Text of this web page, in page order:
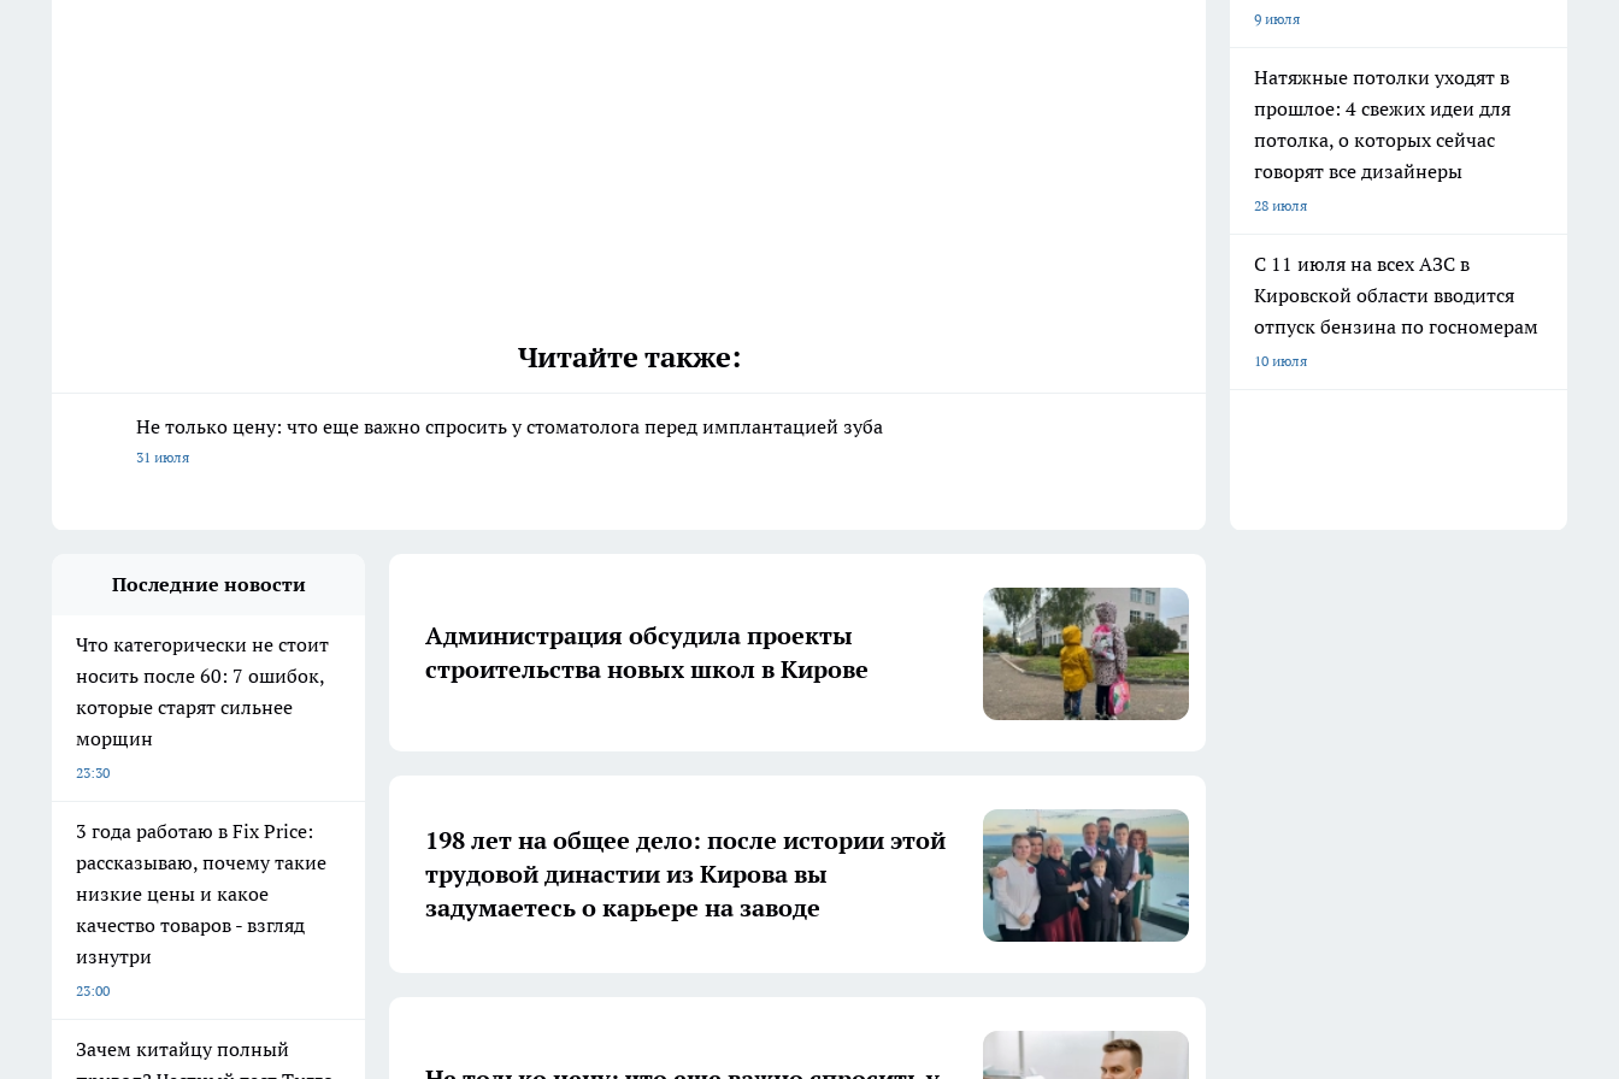
Читайте также:
Не только цену: что еще важно спросить у стоматолога перед имплантацией зуба
31 июля
9 июля
Натяжные потолки уходят в
прошлое: 4 свежих идеи для
потолка, о которых сейчас
говорят все дизайнеры
28 июля
С 11 июля на всех АЗС в
Кировской области вводится
отпуск бензина по госномерам
10 июля
Последние новости
Что категорически не стоит
носить после 60: 7 ошибок,
которые старят сильнее
морщин
23:30
3 года работаю в Fix Price:
рассказываю, почему такие
низкие цены и какое
качество товаров - взгляд
изнутри
23:00
Зачем китайцу полный
Администрация обсудила проекты
строительства новых школ в Кирове
198 лет на общее дело: после истории этой
трудовой династии из Кирова вы
задумаетесь о карьере на заводе